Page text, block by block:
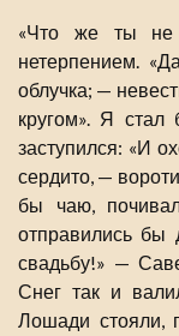
«Что же ты
нетерпением.
облучка; —
кругом». Я стал
заступился: «И
сердито, —
бы чаю,
отправились
свадьбу!» —
Снег так и
Лошади стояли,